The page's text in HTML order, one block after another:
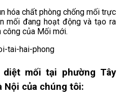
hóa chất phòng chống mối trực
mối đang hoạt động và tạo ra
công của Mối mới.
mối tại phường Tây
Nội của chúng tôi: